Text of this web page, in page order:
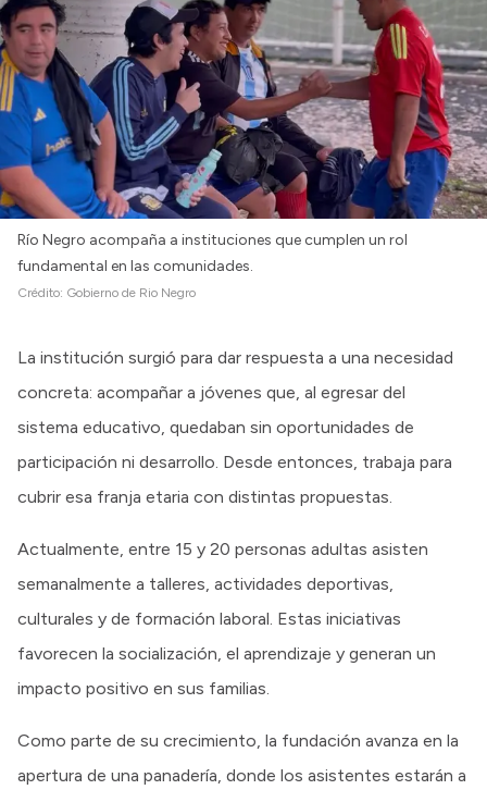
Río Negro acompaña a instituciones que cumplen un rol
fundamental en las comunidades.
Crédito: Gobierno de Rio Negro
La institución surgió para dar respuesta a una necesidad
concreta: acompañar a jóvenes que, al egresar del
sistema educativo, quedaban sin oportunidades de
participación ni desarrollo. Desde entonces, trabaja para
cubrir esa franja etaria con distintas propuestas.
Actualmente, entre 15 y 20 personas adultas asisten
semanalmente a talleres, actividades deportivas,
culturales y de formación laboral. Estas iniciativas
favorecen la socialización, el aprendizaje y generan un
impacto positivo en sus familias.
Como parte de su crecimiento, la fundación avanza en la
apertura de una panadería, donde los asistentes estarán a